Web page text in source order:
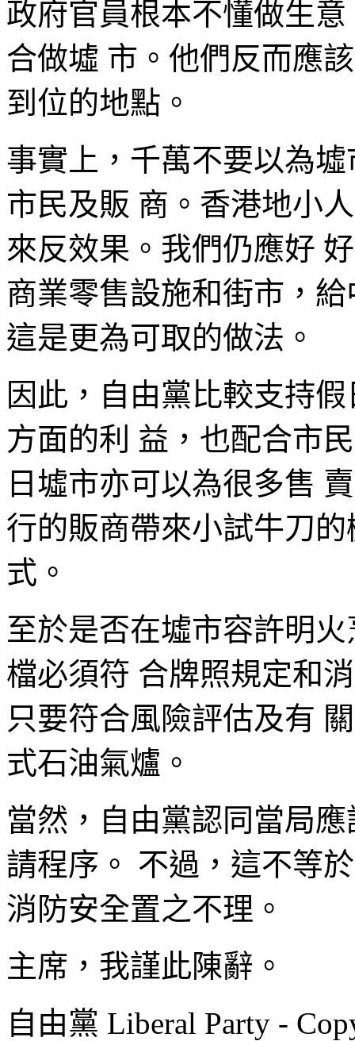
政府官員根本不懂做生
合做墟 市。他們反而應
到位的地點。
事實上，千萬不要以為
市民及販 商。香港地小
來反效果。我們仍應好
商業零售設施和街市，
這是更為可取的做法。
因此，自由黨比較支持
方面的利 益，也配合市
日墟市亦可以為很多售
行的販商帶來小試牛刀
式。
至於是否在墟市容許明
檔必須符 合牌照規定和
只要符合風險評估及有
式石油氣爐。
當然，自由黨認同當局
請程序。 不過，這不等
消防安全置之不理。
主席，我謹此陳辭。
自由黨 Liberal Party -